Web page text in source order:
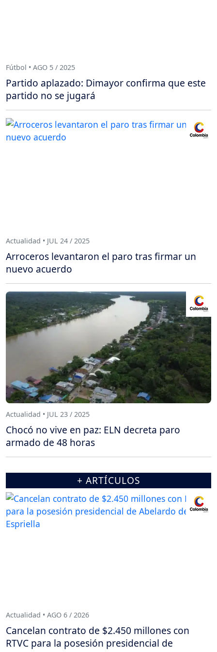
Fútbol • AGO 5 / 2025
Partido aplazado: Dimayor confirma que este
partido no se jugará
Actualidad • JUL 24 / 2025
Arroceros levantaron el paro tras firmar un
nuevo acuerdo
Actualidad • JUL 23 / 2025
Chocó no vive en paz: ELN decreta paro
armado de 48 horas
+ ARTÍCULOS
Actualidad • AGO 6 / 2026
Cancelan contrato de $2.450 millones con
RTVC para la posesión presidencial de